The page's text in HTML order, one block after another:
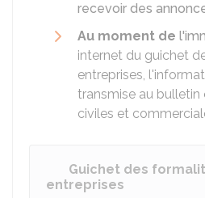
recevoir des
Au moment de
internet du guichet
entreprises,
transmise au bulletin
civiles et
Guichet des
entreprises